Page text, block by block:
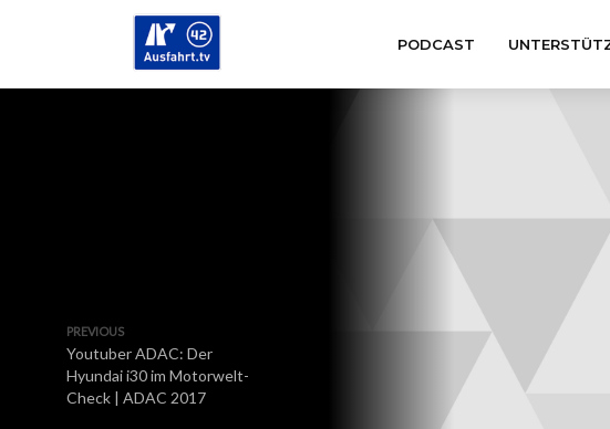
PODCAST
PREVIOUS
Youtuber ADAC: Der
Hyundai i30 im Motorwelt-
Check | ADAC 2017